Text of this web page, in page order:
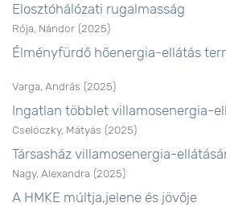
Elosztóhálózati rugalmasság
Rója, Nándor (2025)
Élményfürdő hőenergia-ellátás
Varga, András (2025)
Ingatlan többlet villamosenergia-
Cselóczky, Mátyás (2025)
Társasház villamosenergia-
Nagy, Alexandra (2025)
A HMKE múltja,jelene és jövője